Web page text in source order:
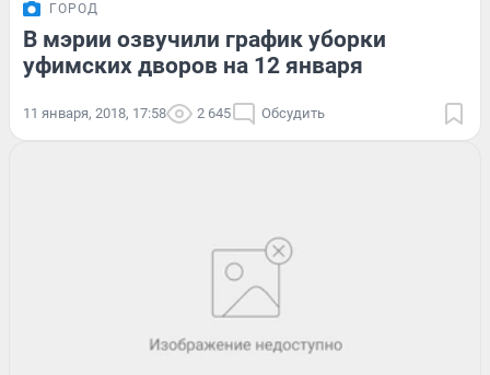
ГОРОД
В мэрии озвучили график уборки
уфимских дворов на 12 января
11 января, 2018, 17:58 2 645 Обсудить